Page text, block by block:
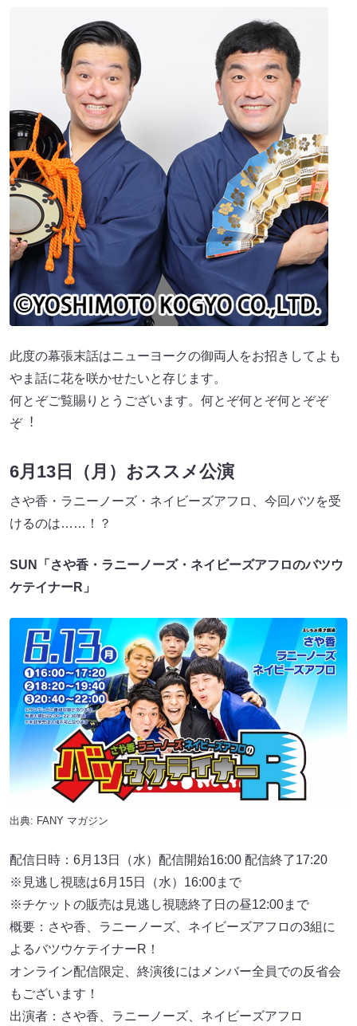
此度の幕張末話はニューヨークの御両⼈をお招きしてよも
やま話に花を咲かせたいと存じます。
何とぞご覧賜りとうございます。何とぞ何とぞ何とぞぞ
ぞ︕
6月13日（月）おススメ公演
さや⾹・ラニーノーズ・ネイビーズアフロ、今回バツを受
けるのは……！？
SUN「さや⾹・ラニーノーズ・ネイビーズアフロのバツウ
ケテイナーR」
出典: FANY マガジン
配信日時：6月13日（水）配信開始16:00 配信終了17:20
※見逃し視聴は6月15日（水）16:00まで
※チケットの販売は⾒逃し視聴終了⽇の昼12:00まで
概要：さや⾹、ラニーノーズ、ネイビーズアフロの3組に
よるバツウケテイナーR！
オンライン配信限定、終演後にはメンバー全員での反省会
もございます！
出演者：さや⾹、ラニーノーズ、ネイビーズアフロ